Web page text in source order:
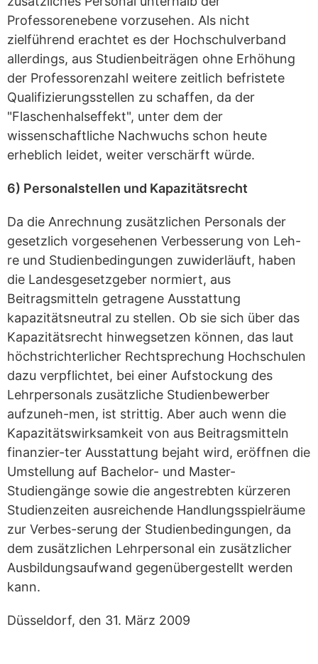
Professorenebene vorzusehen. Als nicht
zielführend erachtet es der Hochschulverband
allerdings, aus Studienbeiträgen ohne Erhöhung
der Professorenzahl weitere zeitlich befristete
Qualifizierungsstellen zu schaffen, da der
"Flaschenhalseffekt", unter dem der
wissenschaftliche Nachwuchs schon heute
erheblich leidet, weiter verschärft würde.
6) Personalstellen und Kapazitätsrecht
Da die Anrechnung zusätzlichen Personals der
gesetzlich vorgesehenen Verbesserung von Leh-
re und Studienbedingungen zuwiderläuft, haben
die Landesgesetzgeber normiert, aus
Beitragsmitteln getragene Ausstattung
kapazitätsneutral zu stellen. Ob sie sich über das
Kapazitätsrecht hinwegsetzen können, das laut
höchstrichterlicher Rechtsprechung Hochschulen
dazu verpflichtet, bei einer Aufstockung des
Lehrpersonals zusätzliche Studienbewerber
aufzuneh-men, ist strittig. Aber auch wenn die
Kapazitätswirksamkeit von aus Beitragsmitteln
finanzier-ter Ausstattung bejaht wird, eröffnen die
Umstellung auf Bachelor- und Master-
Studiengänge sowie die angestrebten kürzeren
Studienzeiten ausreichende Handlungsspielräume
zur Verbes-serung der Studienbedingungen, da
dem zusätzlichen Lehrpersonal ein zusätzlicher
Ausbildungsaufwand gegenübergestellt werden
kann.
Düsseldorf, den 31. März 2009